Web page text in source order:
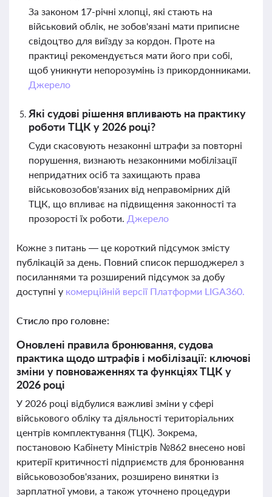
За законом 17-річні хлопці, які стають на
військовий облік, не зобов'язані мати приписне
свідоцтво для виїзду за кордон. Проте на
практиці рекомендується мати його при собі,
щоб уникнути непорозумінь із прикордонниками.
Джерело
Які судові рішення впливають на практику
роботи ТЦК у 2026 році?
Суди скасовують незаконні штрафи за повторні
порушення, визнають незаконними мобілізації
непридатних осіб та захищають права
військовозобов'язаних від неправомірних дій
ТЦК, що впливає на підвищення законності та
прозорості їх роботи. Джерело
Кожне з питань — це короткий підсумок змісту
публікацій за день. Повний список першоджерел з
посиланнями та розширений підсумок за добу
доступні у комерційній версії Платформи LIGA360.
Стисло про головне:
Оновлені правила бронювання, судова
практика щодо штрафів і мобілізації: ключові
зміни у повноваженнях та функціях ТЦК у
2026 році
У 2026 році відбулися важливі зміни у сфері
військового обліку та діяльності територіальних
центрів комплектування (ТЦК). Зокрема,
постановою Кабінету Міністрів №862 внесено нові
критерії критичності підприємств для бронювання
військовозобов'язаних, розширено винятки із
зарплатної умови, а також уточнено процедури